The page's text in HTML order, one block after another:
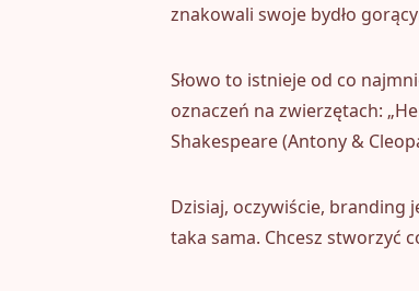
znakowali swoje bydło
Słowo to istnieje od co
oznaczeń na zwierzętach:
Shakespeare (Antony &
Dzisiaj, oczywiście, branding
taka sama. Chcesz stworzyć